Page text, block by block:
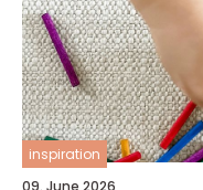
inspiration
09. June 2026